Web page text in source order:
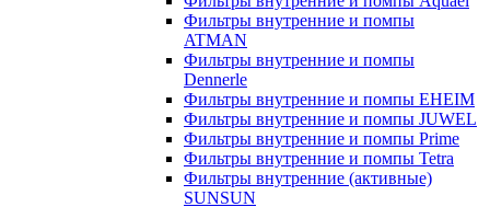
Фильтры внутренние и помпы
ATMAN
Фильтры внутренние и помпы
Dennerle
Фильтры внутренние и помпы EHEIM
Фильтры внутренние и помпы JUWEL
Фильтры внутренние и помпы Prime
Фильтры внутренние и помпы Tetra
Фильтры внутренние (активные)
SUNSUN